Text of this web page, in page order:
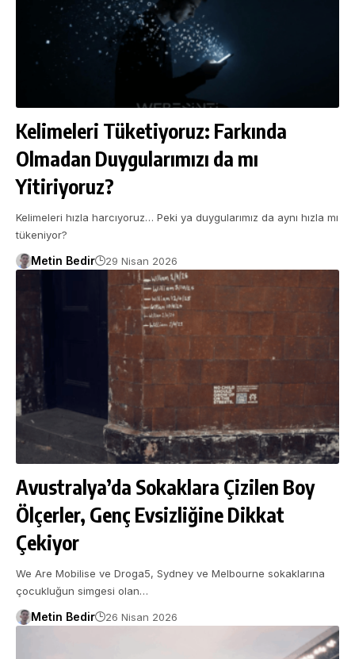
Kelimeleri Tüketiyoruz: Farkında
Olmadan Duygularımızı da mı
Yitiriyoruz?
Kelimeleri hızla harcıyoruz… Peki ya duygularımız da aynı hızla mı
tükeniyor?
Metin Bedir 29 Nisan 2026
Avustralya’da Sokaklara Çizilen Boy
Ölçerler, Genç Evsizliğine Dikkat
Çekiyor
We Are Mobilise ve Droga5, Sydney ve Melbourne sokaklarına
çocukluğun simgesi olan…
Metin Bedir 26 Nisan 2026